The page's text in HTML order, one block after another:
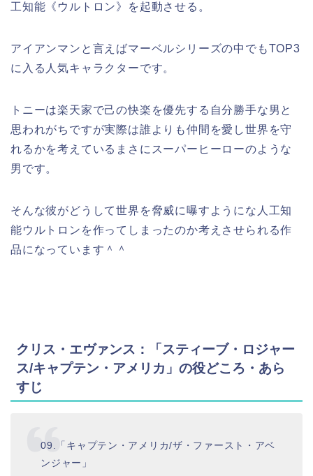
工知能《ウルトロン》を起動させる。
アイアンマンと言えばマーベルシリーズの中でもTOP3
に入る人気キャラクターです。
トニーは楽天家で己の快楽を優先する自分勝手な男と
思われがちですが実際は誰よりも仲間を愛し世界を守
れるかを考えているまさにスーパーヒーローのような
男です。
そんな彼がどうして世界を脅威に曝すようにな人工知
能ウルトロンを作ってしまったのか考えさせられる作
品になっています＾＾
クリス・エヴァンス：「スティーブ・ロジャー
ス/キャプテン・アメリカ」の役どころ・あら
すじ
09.「キャプテン・アメリカ/ザ・ファースト・アベ
ンジャー」